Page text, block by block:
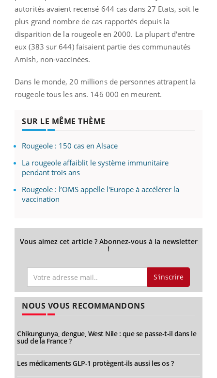
autorités avaient recensé 644 cas dans 27 Etats, soit le
plus grand nombre de cas rapportés depuis la
disparition de la rougeole en 2000. La plupart d'entre
eux (383 sur 644) faisaient partie des communautés
Amish, non-vaccinées.
Dans le monde, 20 millions de personnes attrapent la
rougeole tous les ans. 146 000 en meurent.
SUR LE MÊME THÈME
Rougeole : 150 cas en Alsace
La rougeole affaiblit le système immunitaire
pendant trois ans
Rougeole : l’OMS appelle l'Europe à accélérer la
vaccination
Vous aimez cet article ? Abonnez-vous à la newsletter
!
S'inscrire
NOUS VOUS RECOMMANDONS
Chikungunya, dengue, West Nile : que se passe-t-il dans le
sud de la France ?
Les médicaments GLP-1 protègent-ils aussi les os ?